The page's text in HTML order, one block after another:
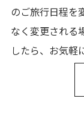
のご旅行日程を
なく変更される
したら、お気軽